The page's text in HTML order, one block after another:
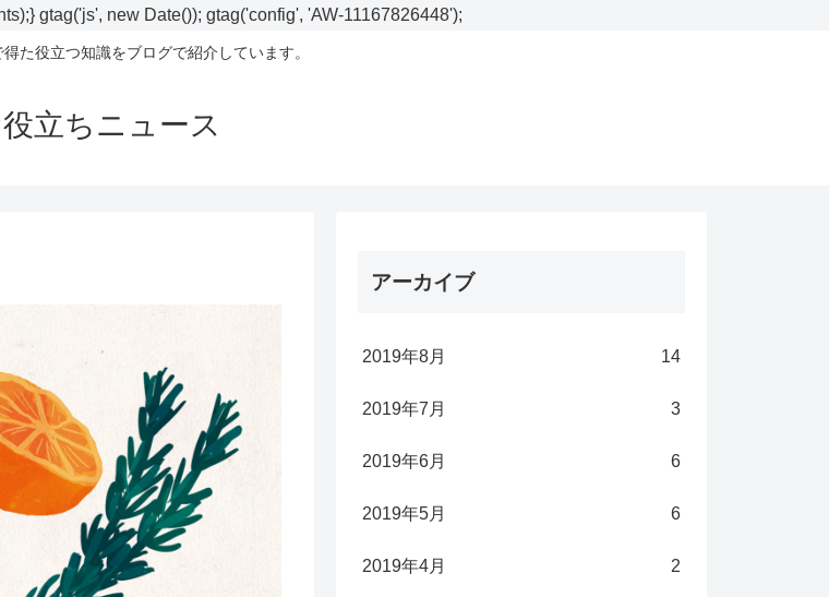
gtag('js', new Date()); gtag('config', 'AW-11167826448');
た役立つ知識をブログで紹介しています。
立ちニュース
アーカイブ
2019年8月 14
2019年7月 3
2019年6月 6
2019年5月 6
2019年4月 2